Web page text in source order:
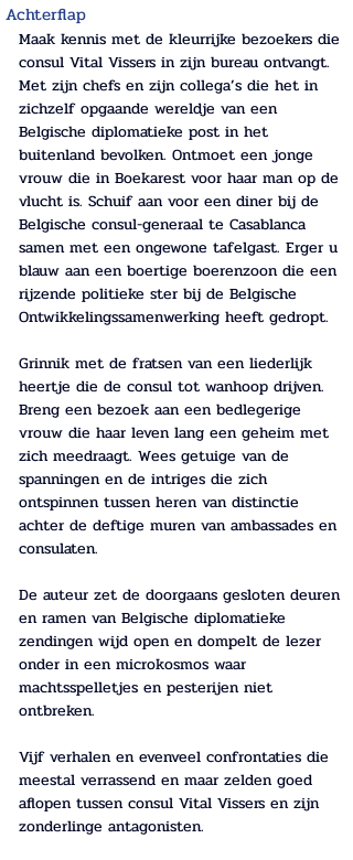
Achterflap
Maak kennis met de kleurrijke bezoekers die
consul Vital Vissers in zijn bureau ontvangt.
Met zijn chefs en zijn collega’s die het in
zichzelf opgaande wereldje van een
Belgische diplomatieke post in het
buitenland bevolken. Ontmoet een jonge
vrouw die in Boekarest voor haar man op de
vlucht is. Schuif aan voor een diner bij de
Belgische consul-generaal te Casablanca
samen met een ongewone tafelgast. Erger u
blauw aan een boertige boerenzoon die een
rijzende politieke ster bij de Belgische
Ontwikkelingssamenwerking heeft gedropt.
Grinnik met de fratsen van een liederlijk
heertje die de consul tot wanhoop drijven.
Breng een bezoek aan een bedlegerige
vrouw die haar leven lang een geheim met
zich meedraagt. Wees getuige van de
spanningen en de intriges die zich
ontspinnen tussen heren van distinctie
achter de deftige muren van ambassades en
consulaten.
De auteur zet de doorgaans gesloten deuren
en ramen van Belgische diplomatieke
zendingen wijd open en dompelt de lezer
onder in een microkosmos waar
machtsspelletjes en pesterijen niet
ontbreken.
Vijf verhalen en evenveel confrontaties die
meestal verrassend en maar zelden goed
aflopen tussen consul Vital Vissers en zijn
zonderlinge antagonisten.